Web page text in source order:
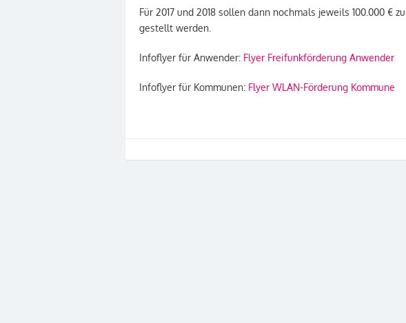
Für 2017 und 2018 sollen dann nochmals jeweils 100.000 €
gestellt werden.
Infoflyer für Anwender: Flyer Freifunkförderung Anwender
Infoflyer für Kommunen: Flyer WLAN-Förderung Kommune